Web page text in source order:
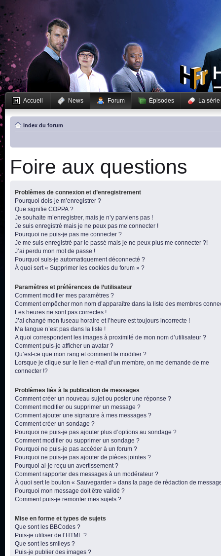
Accueil News Forum Épisodes La série
Index du forum
Foire aux questions
Problèmes de connexion et d’enregistrement
Pourquoi dois-je m’enregistrer ?
Que signifie COPPA ?
Je souhaite m’enregistrer, mais je n’y parviens pas !
Je suis enregistré mais je ne peux pas me connecter !
Pourquoi ne puis-je pas me connecter ?
Je me suis enregistré par le passé mais je ne peux plus me connecter ?!
J’ai perdu mon mot de passe !
Pourquoi suis-je automatiquement déconnecté ?
À quoi sert « Supprimer les cookies du forum » ?
Paramètres et préférences de l’utilisateur
Comment modifier mes paramètres ?
Comment empêcher mon nom d’apparaître dans la liste des membres
Les heures ne sont pas correctes !
J’ai changé mon fuseau horaire et l’heure est toujours incorrecte !
Ma langue n’est pas dans la liste !
A quoi correspondent les images à proximité de mon nom d’utilisateur ?
Comment puis-je afficher un avatar ?
Qu’est-ce que mon rang et comment le modifier ?
Lorsque je clique sur le lien e-mail d’un membre, on me demande de me
connecter !?
Problèmes liés à la publication de messages
Comment créer un nouveau sujet ou poster une réponse ?
Comment modifier ou supprimer un message ?
Comment ajouter une signature à mes messages ?
Comment créer un sondage ?
Pourquoi ne puis-je pas ajouter plus d’options au sondage ?
Comment modifier ou supprimer un sondage ?
Pourquoi ne puis-je pas accéder à un forum ?
Pourquoi ne puis-je pas ajouter de pièces jointes ?
Pourquoi ai-je reçu un avertissement ?
Comment rapporter des messages à un modérateur ?
À quoi sert le bouton « Sauvegarder » dans la page de rédaction de
Pourquoi mon message doit être validé ?
Comment puis-je remonter mes sujets ?
Mise en forme et types de sujets
Que sont les BBCodes ?
Puis-je utiliser de l’HTML ?
Que sont les smileys ?
Puis-je publier des images ?